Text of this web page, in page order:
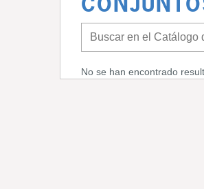
No se han encontrado